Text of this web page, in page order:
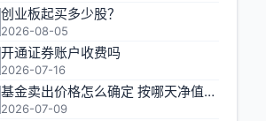
创业板起买多少股？
2026-08-05
开通证券账户收费吗
2026-07-16
基金卖出价格怎么确定 按哪天净值计算
2026-07-09